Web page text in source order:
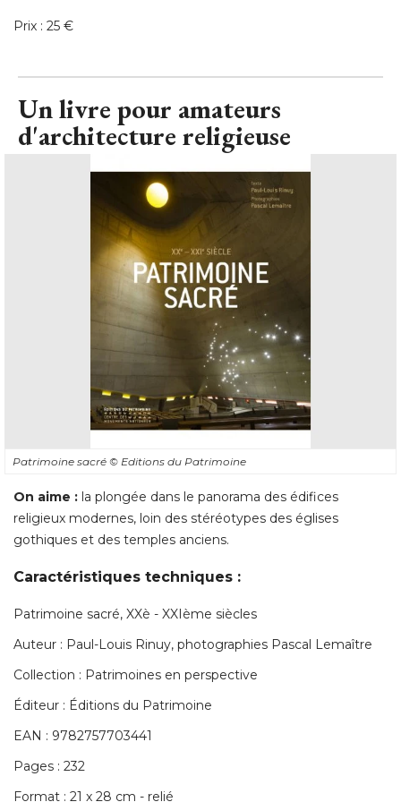
Prix : 25 €
Un livre pour amateurs
d'architecture religieuse
Patrimoine sacré © Editions du Patrimoine
On aime : la plongée dans le panorama des édifices
religieux modernes, loin des stéréotypes des églises
gothiques et des temples anciens.
Caractéristiques techniques :
Patrimoine sacré, XXè - XXIème siècles
Auteur : Paul-Louis Rinuy, photographies Pascal Lemaître
Collection : Patrimoines en perspective
Éditeur : Éditions du Patrimoine
EAN : 9782757703441
Pages : 232
Format : 21 x 28 cm - relié